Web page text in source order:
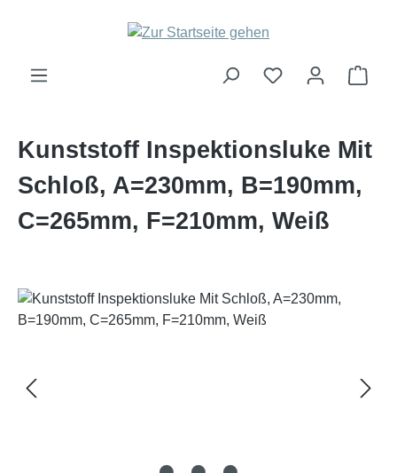
Zum Hauptinhalt springen
Kunststoff Inspektionsluke Mit
Schloß, A=230mm, B=190mm,
C=265mm, F=210mm, Weiß
Bildergalerie überspringen